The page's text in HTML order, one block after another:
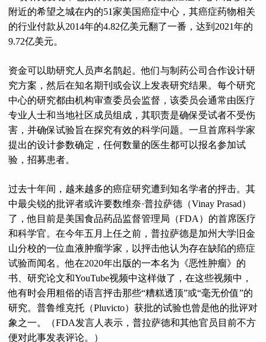
附近的希望之城在内的51家美国癌症中心，其癌症药物相关
的行业付款从2014年的4.82亿美元翻了一番，达到2021年的
9.72亿美元。
资金可以助研究人员声名鹊起。他们与制药公司合作设计研
究方案，然后在知名期刊或会议上发表研究结果。每个研究
中心的研究都由机构审查委员会监督，该委员会通常由医疗
专业人士和当地社区成员组成，其职责是确保受试者不受伤
害，并确保试验旨在探究有效的科学问题。一旦首席科学家
提出的设计参数确定，任何数量的医生都可以报名参加试
验，招募患者。
过去十年间，越来越多的癌症研究遭到知名学者的抨击。其
中最尖锐的批评者或许要数维奈·普拉萨德（Vinay Prasad）
了，他目前是美国食品药品监督管理局（FDA）的首席医疗
和科学官。在今年五月上任之前，普拉萨德是加州大学旧金
山分校的一位血液肿瘤学家，以抨击他认为存在缺陷的癌症
试验而闻名。他在2020年出版的一本名为《恶性肿瘤》的
书、研究论文和YouTube视频中这样做了，在这些视频中，
他有时会用粗俗的语言抨击那些“糟糕透顶”或“毫无价值”的
研究。普鲁维克托（Pluvicto）获批的试验也曾是他的批评对
象之一。（FDA发言人表示，普拉萨德和其他官员目前不方
便对此事发表评论。）